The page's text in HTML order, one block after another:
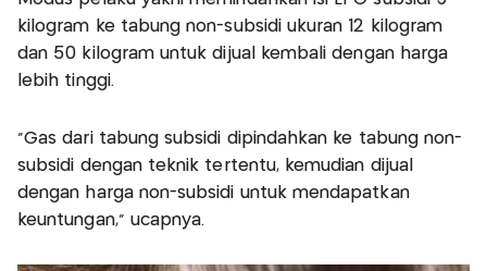
kilogram ke tabung non-subsidi ukuran 12 kilogram
dan 50 kilogram untuk dijual kembali dengan harga
lebih tinggi.
“Gas dari tabung subsidi dipindahkan ke tabung non-
subsidi dengan teknik tertentu, kemudian dijual
dengan harga non-subsidi untuk mendapatkan
keuntungan,” ucapnya.